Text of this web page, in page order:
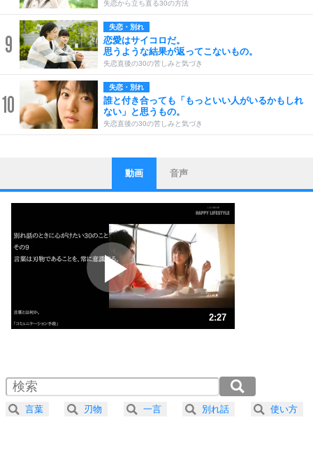
失恋から立ち直る30の方法
9
失恋・別れ
恋愛はサイコロだ。
思うような結果が返ってこないもの。
失恋直後の30の苦しみと気づき
10
失恋・別れ
誰と付き合っても「もっといい人がいるかもしれ
ない」と思うもの。
失恋直後の30の苦しみと気づき
1
ストレス対策
他人と比べない。
いっそのこと、他人を見ない。
いらいらしない人になる30の方法
プラス思考
ポジティブになれない原因は、行動しないから。
ポジティブ思考になる30の方法
ストレス対策
人生、なんとかなるもの。
気楽に生きる30の方法
4 器の大きい人は、怒りを優しさで表現する。
プラス思考
動画 音声
2:27
2.0倍速 （289KB 1分13秒）
2.5倍速 （232KB 59秒）
3.0倍速 （193KB 49秒）
言葉 刃物 一言 別れ話 使い方